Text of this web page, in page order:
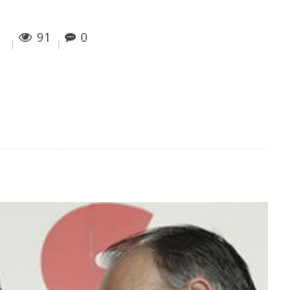
91 0